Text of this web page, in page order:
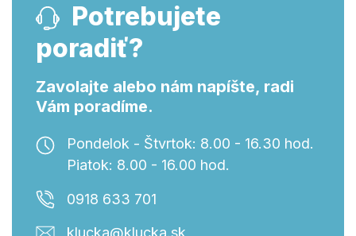
Potrebujete
poradiť?
Zavolajte alebo nám napíšte, radi
Vám poradíme.
Pondelok - Štvrtok: 8.00 - 16.30 hod.
Piatok: 8.00 - 16.00 hod.
0918 633 701
klucka@klucka.sk